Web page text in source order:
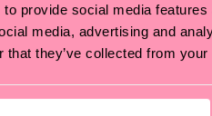
provide social media
media, advertising and
they’ve collected from
findest du auf unserer
handelt und die genaue
findest du die am